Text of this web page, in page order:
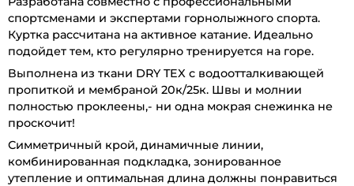
спортсменами и экспертами горнолыжного спорта.
Куртка рассчитана на активное катание. Идеально
подойдет тем, кто регулярно тренируется на горе.
Выполнена из ткани DRY TEX с водоотталкивающей
пропиткой и мембраной 20к/25к. Швы и молнии
полностью проклеены,- ни одна мокрая снежинка не
проскочит!
Симметричный крой, динамичные линии,
комбинированная подкладка, зонированное
утепление и оптимальная длина должны понравиться